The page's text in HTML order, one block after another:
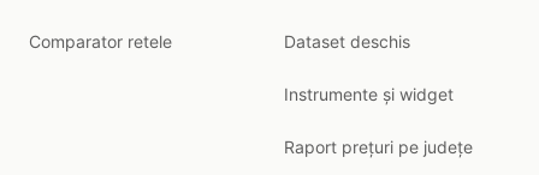
Comparator retele Dataset deschis
Instrumente și widget
Raport prețuri pe județe